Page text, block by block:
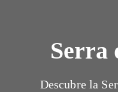
Serra
Descubre la